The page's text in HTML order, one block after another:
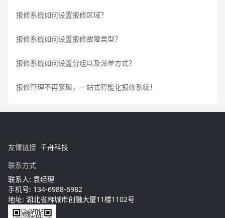
报修系统如何设置报修区域？
报修系统如何设置报修故障类型？
报修系统如何设置分组以及派单方式？
报修管理不再繁琐，一站式智能化报修系统！
友情链接 千舟科技
联系方式
联系人: 袁经理
手机号: 134-6988-6982
地址: 湖北省麻城市创融大厦11楼1102号